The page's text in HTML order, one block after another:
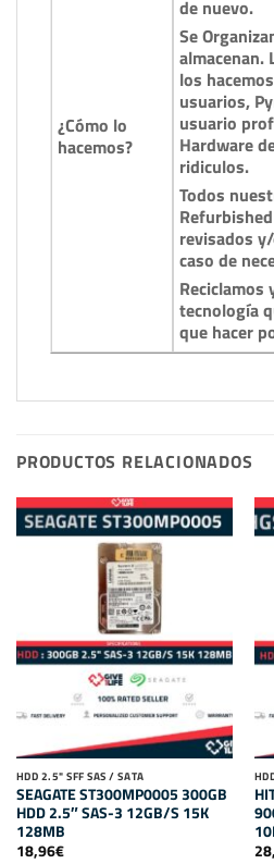
¿Cómo lo
hacemos?
de nuevo.
Se
almacenan.
los
usuarios,
usuario
Hardware
ridiculos.
Todos
revisados
caso de
Reciclamos
tecnología
que hacer
PRODUCTOS RELACIONADOS
HDD 2.5" SFF SAS / SATA
SEAGATE ST300MP0005 300GB
HDD 2.5″ SAS-3 12GB/S 15K
128MB
18,96€